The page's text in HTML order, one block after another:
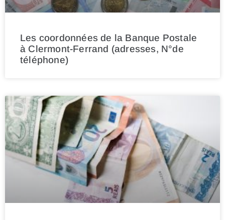
Les coordonnées de la Banque Postale
à Clermont-Ferrand (adresses, N°de
téléphone)